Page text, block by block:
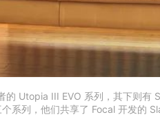
Utopia III EVO 系列，其下则有
系列，他们共享了 Focal 开发的